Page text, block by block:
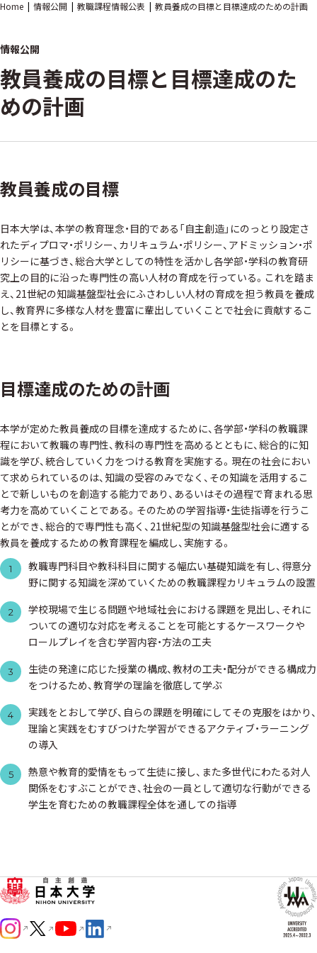
Home 情報公開 教職課程情報公表 教員養成の目標と目標達成のための計画
情報公開
教員養成の目標と目標達成のた
めの計画
教員養成の目標
日本大学は、本学の教育理念・目的である「自主創造」にのっとり設定さ
れたディプロマ・ポリシー、カリキュラム・ポリシー、アドミッション・ポ
リシーに基づき、総合大学としての特性を活かし各学部・学科の教育研
究上の目的に沿った専門性の高い人材の育成を行っている。これを踏ま
え、21世紀の知識基盤型社会にふさわしい人材の育成を担う教員を養成
し、教育界に多様な人材を豊富に輩出していくことで社会に貢献するこ
とを目標とする。
目標達成のための計画
本学が定めた教員養成の目標を達成するために、各学部・学科の教職課
程において教職の専門性、教科の専門性を高めるとともに、総合的に知
識を学び、統合していく力をつける教育を実施する。現在の社会におい
て求められているのは、知識の受容のみでなく、その知識を活用するこ
とで新しいものを創造する能力であり、あるいはその過程で育まれる思
考力を高めていくことである。そのための学習指導・生徒指導を行うこ
とができ、総合的で専門性も高く、21世紀型の知識基盤型社会に適する
教員を養成するための教育課程を編成し、実施する。
1
教職専門科目や教科科目に関する幅広い基礎知識を有し、得意分
野に関する知識を深めていくための教職課程カリキュラムの設置
2
学校現場で生じる問題や地域社会における課題を見出し、それに
ついての適切な対応を考えることを可能とするケースワークや
ロールプレイを含む学習内容・方法の工夫
3
生徒の発達に応じた授業の構成、教材の工夫・配分ができる構成力
をつけるため、教育学の理論を徹底して学ぶ
4
実践をとおして学び、自らの課題を明確にしてその克服をはかり、
理論と実践をむすびつけた学習ができるアクティブ・ラーニング
の導入
5
熱意や教育的愛情をもって生徒に接し、また多世代にわたる対人
関係をむすぶことができ、社会の一員として適切な行動ができる
学生を育むための教職課程全体を通しての指導